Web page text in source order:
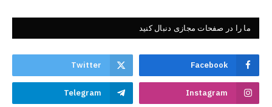
ما را در صفحات مجازی دنبال کنید
Facebook
Twitter
Instagram
Telegram